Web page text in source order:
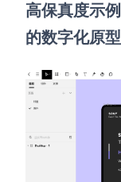
高保真度示
的数字化原型